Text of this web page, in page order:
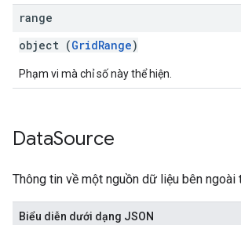
range
object (GridRange)
Phạm vi mà chỉ số này thể hiện.
DataSource
Thông tin về một nguồn dữ liệu bên ngoài
Biểu diễn dưới dạng JSON